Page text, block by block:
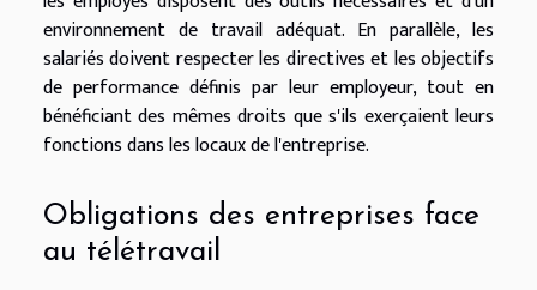
environnement de travail adéquat. En parallèle, les
salariés doivent respecter les directives et les objectifs
de performance définis par leur employeur, tout en
bénéficiant des mêmes droits que s'ils exerçaient leurs
fonctions dans les locaux de l'entreprise.
Obligations des entreprises face
au télétravail